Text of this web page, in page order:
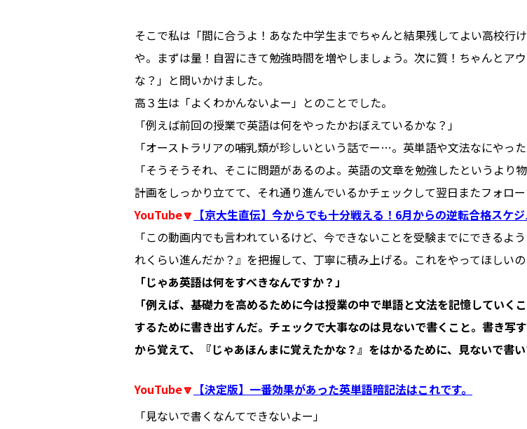
そこで私は「間に合うよ！あなた中学生までちゃんと結果残してよい高校行
や。まずは量！自習にきて勉強時間を増やしましょう。次に質！ちゃんとア
な？」と問いかけました。
高３生は「よくわかんないよー」とのことでした。
「例えば前回の授業で英語は何をやったかおぼえているかな？」
「オーストラリアの哺乳類が珍しいという話でー…。英単語や文法なにやっ
「そうそうそれ、そこに問題があるのよ。英語の文章を勉強したというより
計画をしっかり立てて、それ通り進んでいるかチェックして翌日またフォロー
YouTube🔽 【京大生直伝】今からでも十分戦える！6月からの逆転合格スケジ
「この動画内でも言われているけど、今できないことを受験までにできる
れくらい進んだか？』を把握して、丁寧に積み上げる。これをやってほしいの
「じゃあ英語は何をすべきなんですか？」
「例えば、基礎力を高めるために今は授業の中で単語と文法を記憶してい
するために書き出すんだ。チェックで大事なのは見ないで書くこと。書き写
から覚えて、『じゃあほんまに覚えたかな？』をはかるために、見ないで書い
YouTube🔽 【決定版】一番効果があった英単語暗記法はこれです。
「見ないで書くなんてできないよー」